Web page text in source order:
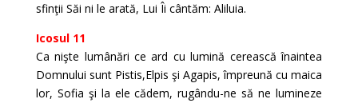
sfinţii Săi ni le arată, Lui Îi cântăm: Aliluia.
Icosul 11
Ca nişte lumânări ce ard cu lumină cerească înaintea
Domnului sunt Pistis,Elpis şi Agapis, împreună cu maica
lor, Sofia şi la ele cădem, rugându-ne să ne lumineze